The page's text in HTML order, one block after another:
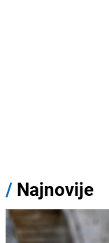
/ Najnovije